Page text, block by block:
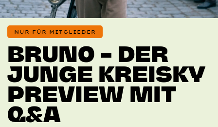
NUR FÜR MITGLIEDER
BRUNO – DER
JUNGE KREISKY
PREVIEW MIT
Q&A